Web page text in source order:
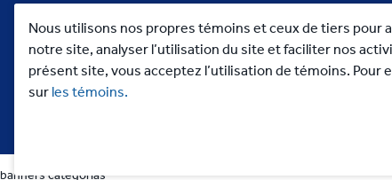
Nous utilisons nos propres témoins et ceux de tiers pour
notre site, analyser l’utilisation du site et faciliter nos
présent site, vous acceptez l’utilisation de témoins. Pour
sur les témoins.
banners categorias